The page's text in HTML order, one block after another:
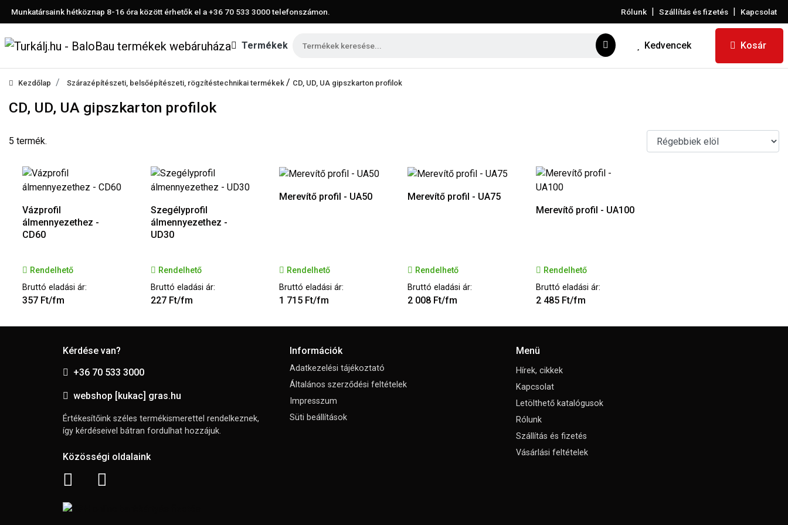
Munkatársaink hétköznap 8-16 óra között érhetők el a+36 70 533 3000telefonszámon. Rólunk | Szállítás és fizetés | Kapcsolat
Termékek Kedvencek Kosár
Kezdőlap Szárazépítészeti, belsőépítészeti, rögzítéstechnikai termékek / CD, UD, UA gipszkarton profilok
CD, UD, UA gipszkarton profilok
5 termék.
Vázprofil
álmennyezethez -
CD60
Rendelhető
Bruttó eladási ár:
357 Ft/fm
Szegélyprofil
álmennyezethez -
UD30
Rendelhető
Bruttó eladási ár:
227 Ft/fm
Merevítő profil - UA50
Rendelhető
Bruttó eladási ár:
1 715 Ft/fm
Merevítő profil - UA75
Rendelhető
Bruttó eladási ár:
2 008 Ft/fm
Merevítő profil - UA100
Rendelhető
Bruttó eladási ár:
2 485 Ft/fm
Kérdése van?
+36 70 533 3000
webshop [kukac] gras.hu
Értékesítőink széles termékismerettel rendelkeznek,
így kérdéseivel bátran fordulhat hozzájuk.
Közösségi oldalaink
Információk
Adatkezelési tájékoztató
Általános szerződési feltételek
Impresszum
Süti beállítások
Menü
Hírek, cikkek
Kapcsolat
Letölthető katalógusok
Rólunk
Szállítás és fizetés
Vásárlási feltételek